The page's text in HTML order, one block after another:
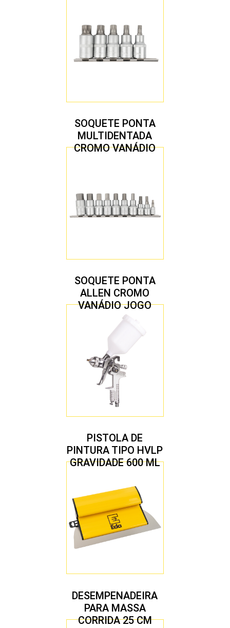
SOQUETE PONTA
MULTIDENTADA
CROMO VANÁDIO
SOQUETE PONTA
ALLEN CROMO
VANÁDIO JOGO
COM 10 PEÇAS
PISTOLA DE
PINTURA TIPO HVLP
GRAVIDADE 600 ML
1,7 MM
DESEMPENADEIRA
PARA MASSA
CORRIDA 25 CM